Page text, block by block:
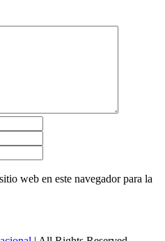
web en este navegador para la